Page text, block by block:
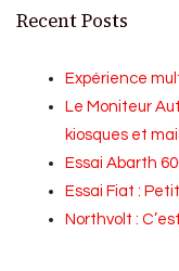
Recent Posts
Expérience
Le Moniteur
kiosques et
Essai Abarth
Essai Fiat :
Northvolt :